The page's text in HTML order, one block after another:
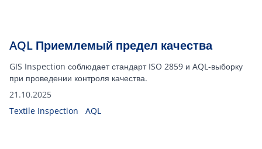
AQL Приемлемый предел качества
GIS Inspection соблюдает стандарт ISO 2859 и AQL-выборку
при проведении контроля качества.
21.10.2025
Textile Inspection
AQL